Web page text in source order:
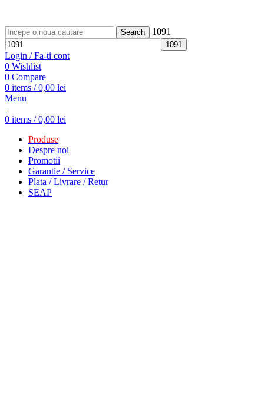
Search 1091
Login / Fa-ti cont
0 Wishlist
0 Compare
0 items / 0,00 lei
Menu
0 items / 0,00 lei
Produse
Despre noi
Promotii
Garantie / Service
Plata / Livrare / Retur
SEAP